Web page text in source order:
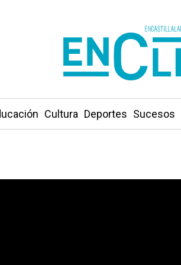
Cultura Deportes Sucesos